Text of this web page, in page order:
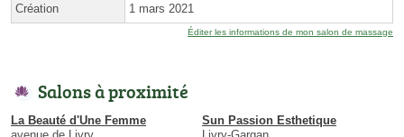
Création 1 mars 2021
Éditer les informations de mon salon de massage
Salons à proximité
La Beauté d'Une Femme
Sun Passion Esthetique